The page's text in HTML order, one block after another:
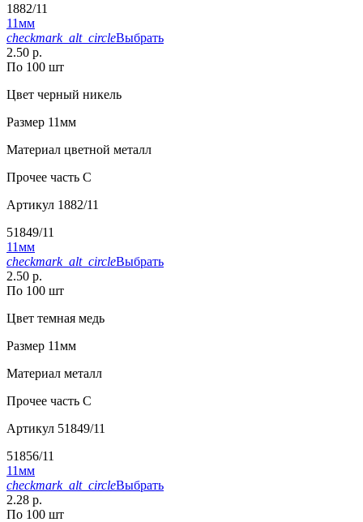
1882/11
11мм
checkmark_alt_circleВыбрать
2.50 р.
По 100 шт
Цвет черный никель
Размер 11мм
Материал цветной металл
Прочее часть С
Артикул 1882/11
51849/11
11мм
checkmark_alt_circleВыбрать
2.50 р.
По 100 шт
Цвет темная медь
Размер 11мм
Материал металл
Прочее часть C
Артикул 51849/11
51856/11
11мм
checkmark_alt_circleВыбрать
2.28 р.
По 100 шт